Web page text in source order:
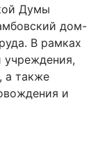
Думы
дом-
В рамках
учреждения,
а также
и